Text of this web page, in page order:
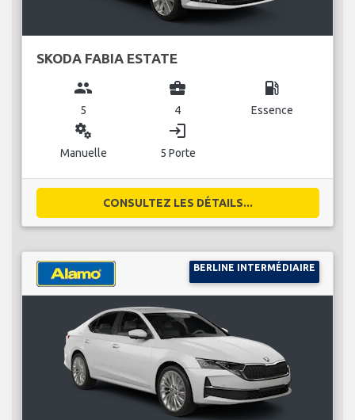
SKODA FABIA ESTATE
group
5
business_center
4
local_gas_station
Essence
miscellaneous_services
Manuelle
login
5 Porte
CONSULTEZ LES DÉTAILS...
BERLINE INTERMÉDIAIRE